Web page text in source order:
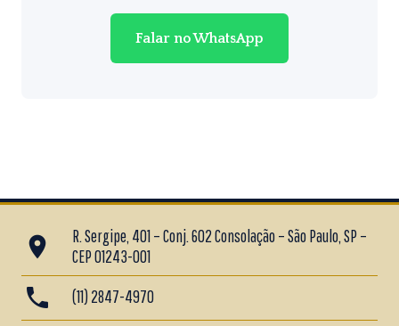
Falar no WhatsApp
place
R. Sergipe, 401 – Conj. 602 Consolação – São Paulo, SP –
CEP 01243-001
phone (11) 2847-4970